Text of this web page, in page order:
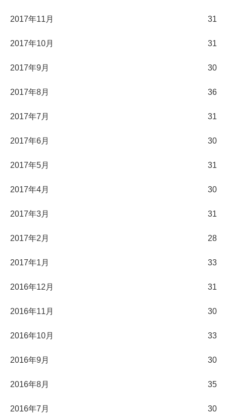
2017年11月 31
2017年10月 31
2017年9月 30
2017年8月 36
2017年7月 31
2017年6月 30
2017年5月 31
2017年4月 30
2017年3月 31
2017年2月 28
2017年1月 33
2016年12月 31
2016年11月 30
2016年10月 33
2016年9月 30
2016年8月 35
2016年7月 30